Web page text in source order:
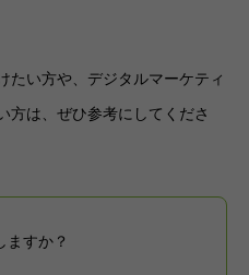
たい方や、デジタルマーケティ
方は、ぜひ参考にしてくださ
ますか？